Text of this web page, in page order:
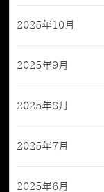
2025年10月
2025年9月
2025年8月
2025年7月
2025年6月